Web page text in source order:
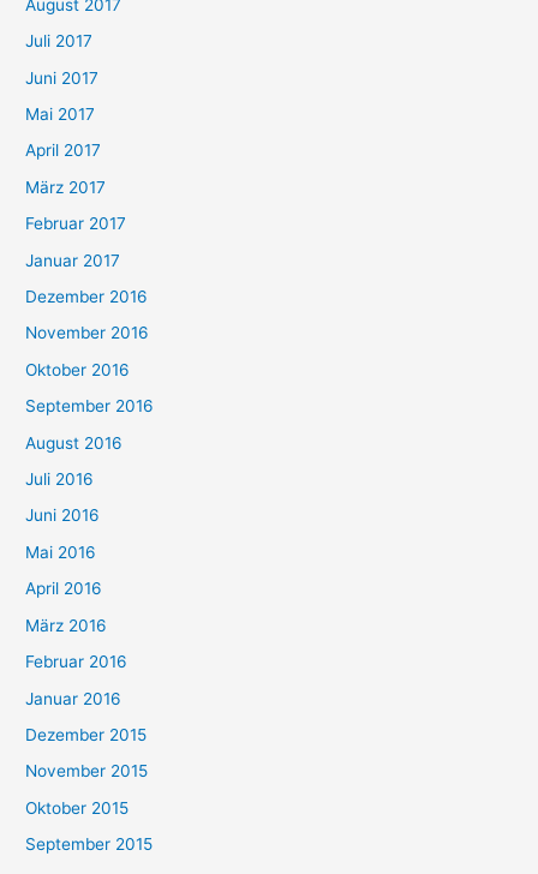
August 2017
Juli 2017
Juni 2017
Mai 2017
April 2017
März 2017
Februar 2017
Januar 2017
Dezember 2016
November 2016
Oktober 2016
September 2016
August 2016
Juli 2016
Juni 2016
Mai 2016
April 2016
März 2016
Februar 2016
Januar 2016
Dezember 2015
November 2015
Oktober 2015
September 2015